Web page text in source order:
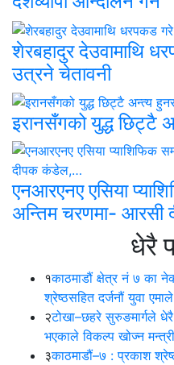
शेरबहादुर देउवामाथि
उत्रने चेतावनी
इरानसँगको युद्ध छिट्टै
एनआरएनए एसिया
अन्तिम चरणमा-
धेरै
१काठमाडौं क्षेत्र नं ७ का
श्रेष्ठसहित दर्जनौं युवा
२टोखा–छहरे सुरुङमार्गले
भएकाले विकल्प खोज्न
३काठमाडौं–७ : प्रकाश